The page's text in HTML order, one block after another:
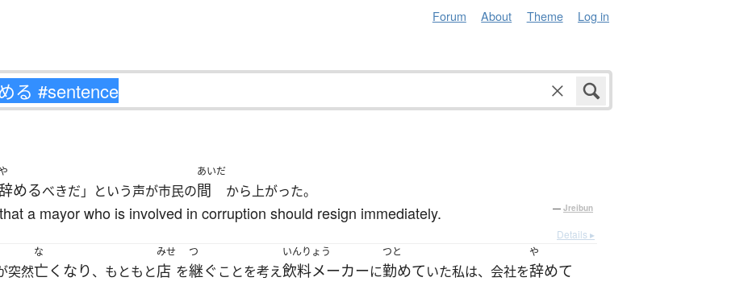
Forum About Theme Log in
や
めるべきだ」という声が市民の
あいだ
間 から上がった。
a mayor who is involved in corruption should resign immediately. — Jreibun
Details ▸
突然
な
亡くなり、もともと
みせ
店 を
つ
継ぐ ことを考え
いんりょう
飲料メーカーに
つと
勤めていた私は、会社を
や
辞めて